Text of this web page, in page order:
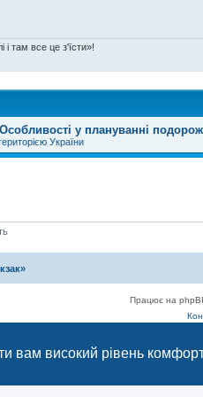
вам високий рівень
там все це з'їсти»!
у плануванні
України
Працює на